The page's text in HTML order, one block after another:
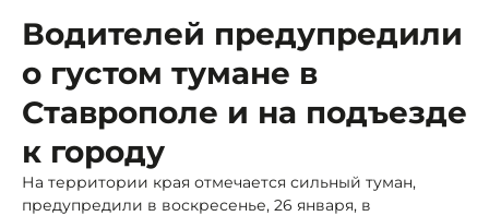
Водителей предупредили
о густом тумане в
Ставрополе и на подъезде
к городу
На территории края отмечается сильный туман,
предупредили в воскресенье, 26 января, в